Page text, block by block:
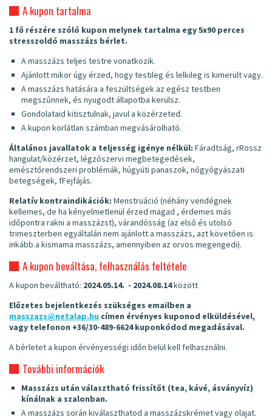
A kupon tartalma
1 fő részére szóló kupon melynek tartalma egy 5x90 perces
stresszoldó masszázs bérlet.
A masszázs teljes testre vonatkozik.
Ajánlott mikor úgy érzed, hogy testileg és lelkileg is kimerült vagy.
A masszázs hatására a feszültségek az egész testben
megszűnnek, és nyugodt állapotba kerülsz.
Gondolataid kitisztulnak, javul a közérzeted.
A kupon korlátlan számban megvásárolható.
Általános javallatok a teljesség igénye nélkül: Fáradtság, rRossz
hangulat/közérzet, légzőszervi megbetegedések,
emésztőrendszeri problémák, húgyúti panaszok, nőgyógyászati
betegségek, fFejfájás.
Relatív kontraindikációk: Menstruáció (néhány vendégnek
kellemes, de ha kényelmetlenül érzed magad , érdemes más
időpontra rakni a masszázst), várandósság (az első és utolsó
trimeszterben egyáltalán nem ajánlott a masszázs, azt követően is
inkább a kismama masszázs, amennyiben az orvos megengedi).
A kupon beváltása, felhasználás feltétele
A kupon beváltható: 2024.05.14. - 2024.08.14között
Előzetes bejelentkezés szükséges emailben a
masszazs@netalap.hu címen érvényes kuponod elküldésével,
vagy telefonon +36/30-489-6624 kuponkódod megadásával.
A bérletet a kupon érvényességi időn belül kell felhasználni.
További információk
Masszázs után választható frissítőt (tea, kávé, ásványvíz)
kínálnak a szalonban.
A masszázs során kiválaszthatod a masszázskrémet vagy olajat.